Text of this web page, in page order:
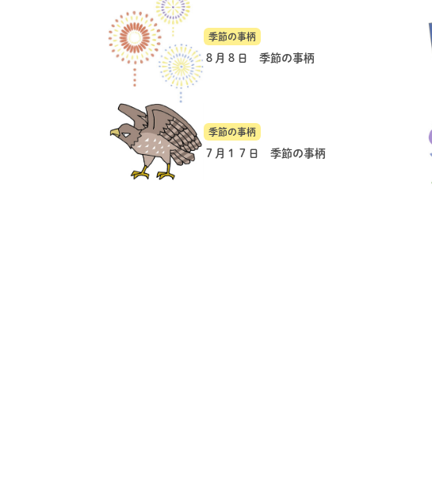
季節の事柄
８月８日 季節の事柄
季節の事柄
７月１７日 季節の事柄